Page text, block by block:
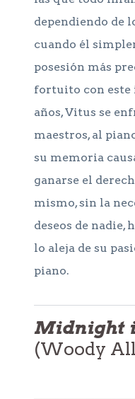
dependiendo de
cuando él
posesión más
fortuito con este
años, Vitus se
maestros, al
su memoria
ganarse el
mismo, sin la
deseos de nadie,
lo aleja de su
piano.
Midnight
(Woody